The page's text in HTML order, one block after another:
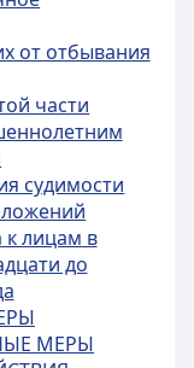
от отбывания
части
судимости
к лицам в
до
МЕРЫ